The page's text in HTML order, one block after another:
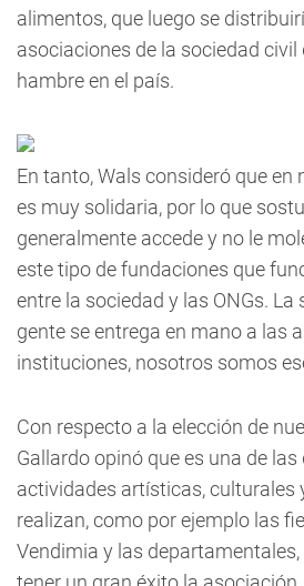
alimentos, que luego se
asociaciones de la sociedad civil
hambre en el país.
En tanto, Wals consideró que en
es muy solidaria, por lo que
generalmente accede y no le
este tipo de fundaciones que
entre la sociedad y las ONGs.
gente se entrega en mano a las
instituciones, nosotros somos
Con respecto a la elección de
Gallardo opinó que es una de las
actividades artísticas, culturales
realizan, como por ejemplo las
Vendimia y las